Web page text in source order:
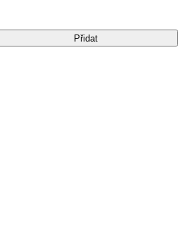
Přidat